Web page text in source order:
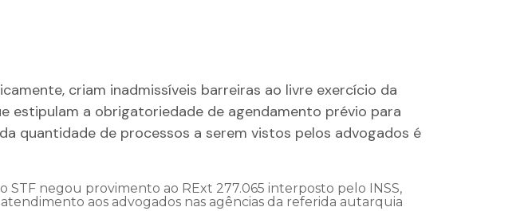
criam inadmissíveis barreiras ao livre exercício da
estipulam a obrigatoriedade de agendamento prévio para
quantidade de processos a serem vistos pelos advogados é
STF negou provimento ao RExt 277.065 interposto pelo INSS,
aos advogados nas agências da referida autarquia